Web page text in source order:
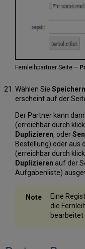
Fernleihpartner Seite –
Wählen Sie Speichern
erscheint auf der
Der Partner kann
(erreichbar durch
Duplizieren, oder
Bestellung) oder aus
(erreichbar durch
Duplizieren auf der
Aufgabenliste)
Eine
die
bearbeitet